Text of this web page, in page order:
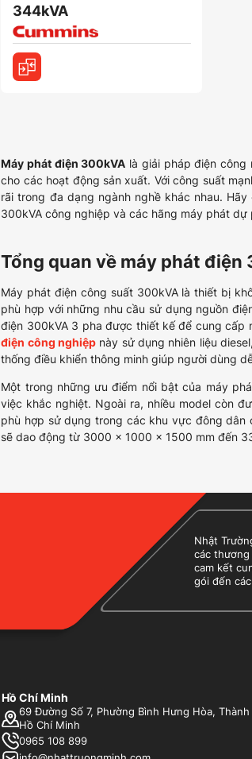
344kVA
Máy phát điện 300kVA là giải pháp điện
cho các hoạt động sản xuất. Với công suất
rãi trong đa dạng ngành nghề khác nhau. Hãy
300kVA công nghiệp và các hãng máy phát
Tổng quan về máy phát
Máy phát điện công suất 300kVA là thiết bị
phù hợp với những nhu cầu sử dụng nguồn
điện 300kVA 3 pha được thiết kế để cung cấp
điện công nghiệp này sử dụng nhiên liệu
thống điều khiển thông minh giúp người dùng
Một trong những ưu điểm nổi bật của máy
việc khắc nghiệt. Ngoài ra, nhiều model còn
phù hợp sử dụng trong các khu vực đông
sẽ dao động từ 3000 x 1000 x 1500 mm đến
Nhật
các
cam kết
gói đến
Hồ Chí Minh
69 Đường Số 7, Phường Bình Hưng Hòa,
Hồ Chí Minh
0965 108 899